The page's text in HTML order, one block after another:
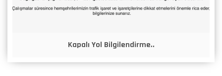
Kapalı Yol Bilgilendirme..